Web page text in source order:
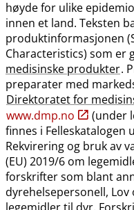
høyde for ulike
innen et land. Teksten
produktinformasjonen
Characteristics) som er
medisinske produkter.
preparater med
Direktoratet for
www.dmp.no
(under
finnes i Felleskatalogen
Rekvirering og bruk av
(EU) 2019/6 om
forskrifter som blant
dyrehelsepersonell,